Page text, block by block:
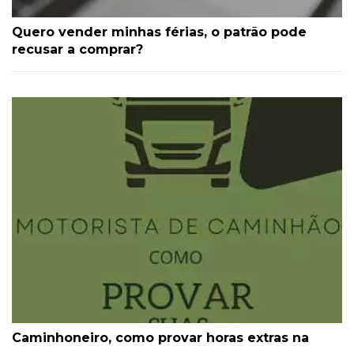
Quero vender minhas férias, o patrão pode
recusar a comprar?
Caminhoneiro, como provar horas extras na